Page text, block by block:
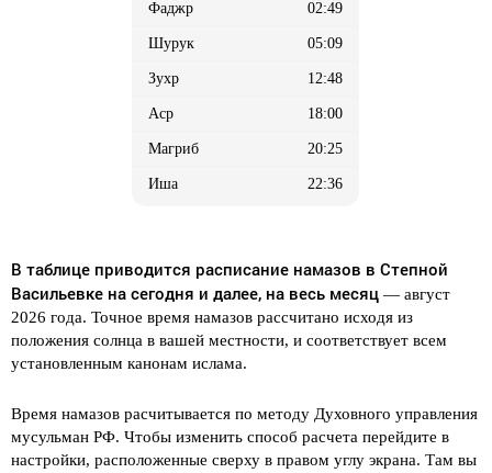
02:49
05:09
12:48
18:00
20:25
22:36
В таблице приводится расписание намазов в Степной
Васильевке на сегодня и далее, на весь месяц — август
2026 года. Точное время намазов рассчитано исходя из
положения солнца в вашей местности, и соответствует всем
установленным канонам ислама.
Время намазов расчитывается по методу Духовного управления
мусульман РФ. Чтобы изменить способ расчета перейдите в
настройки, расположенные сверху в правом углу экрана. Там вы